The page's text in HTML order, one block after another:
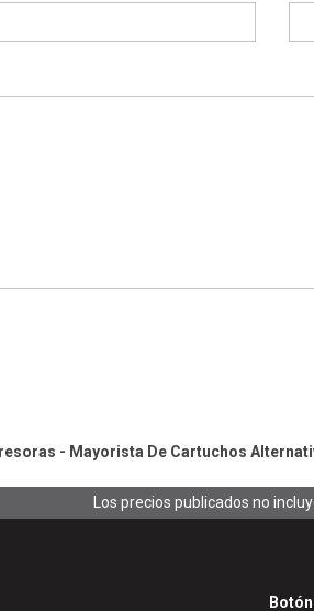
- Mayorista De Cartuchos
Los precios publicados no